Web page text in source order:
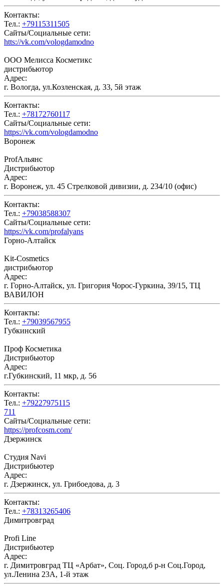
Контакты:
Тел.: +79115311505
Сайты/Социальные сети:
htts://vk.com/vologdamodno
ООО Мелисса Косметикс
дистрибьютор
Адрес:
г. Вологда, ул.Козленская, д. 33, 5й этаж
Контакты:
Тел.: +78172760117
Сайты/Социальные сети:
https://vk.com/vologdamodno
Воронеж
ProfАльянс
Дистрибьютор
Адрес:
г. Воронеж, ул. 45 Стрелковой дивизии, д. 234/10 (офис)
Контакты:
Тел.: +79038588307
Сайты/Социальные сети:
https://vk.com/profalyans
Горно-Алтайск
Kit-Сosmetics
дистрибьютор
Адрес:
г. Горно-Алтайск, ул. Григория Чорос-Гуркина, 39/15, ТЦ
ВАВИЛОН
Контакты:
Тел.: +79039567955
Губкинский
Проф Косметика
Дистрибьютор
Адрес:
г.Губкинский, 11 мкр, д. 56
Контакты:
Тел.: +79227975115
711
Сайты/Социальные сети:
https://profcosm.com/
Дзержинск
Студия Navi
Дистрибьютер
Адрес:
г. Дзержинск, ул. Грибоедова, д. 3
Контакты:
Тел.: +78313265406
Димитровград
Profi Line
Дистрибьютер
Адрес:
г. Димитровград ТЦ «Арбат», Соц. Город,б р-н Соц.Город,
ул.Ленина 23А, 1-й этаж